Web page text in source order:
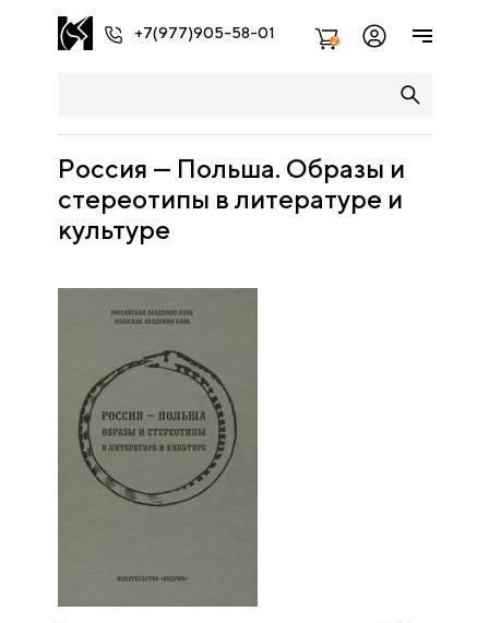
+7(977)905-58-01 2
Россия — Польша. Образы и
стереотипы в литературе и
культуре